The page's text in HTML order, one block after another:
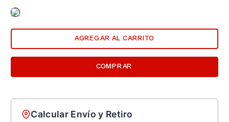
AGREGAR AL CARRITO
COMPRAR
Calcular Envío y Retiro